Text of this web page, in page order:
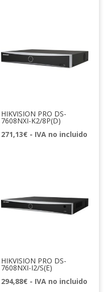
HIKVISION PRO DS-
7608NXI-K2/8P(D)
271,13€ - IVA no incluido
HIKVISION PRO DS-
7608NXI-I2/S(E)
294,88€ - IVA no incluido